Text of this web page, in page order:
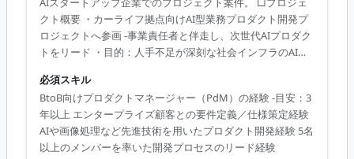
クト概要 ・カーライフ拠点向けAI型業務プロダクト開発プ
ロジェクトへ参画 -事業責任者と伴走し、次世代AIプロダク
トをリード ・目的：人手不足が深刻な社会インフラのAI省
と具現化を主導し、将来的なプラットフォーム展開を牽引
・役割：プロダクト責任者（PdM）としてロードマップ策
定から要件定義・ステークホルダーマネジメントまで担当
□業務内容 ・プロダクト価値の創出 -市場環境／顧客セグメ
ント／顧客ニーズに基づくロードマップ策定、BtoB／BtoC
必須スキル
BtoB向けプロダクトマネージャー（PdM）の経験 -目安：3
年以上 エンタープライズ顧客との要件定義／仕様策定経験
AIや画像処理など先進技術を用いたプロダクト開発経験 5名
以上のメンバーを率いた開発プロセスのリード経験